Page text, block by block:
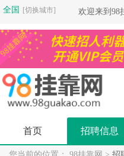
全国 [切换城市] 欢迎来到98
首页 招聘信息